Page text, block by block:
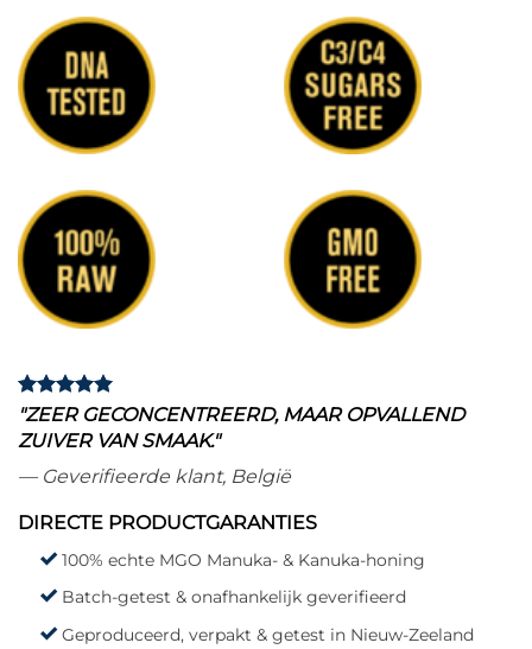
"ZEER GECONCENTREERD, MAAR OPVALLEND
ZUIVER VAN SMAAK."
— Geverifieerde klant, België
DIRECTE PRODUCTGARANTIES
100% echte MGO Manuka- & Kanuka-honing
Batch-getest & onafhankelijk geverifieerd
Geproduceerd, verpakt & getest in Nieuw-Zeeland